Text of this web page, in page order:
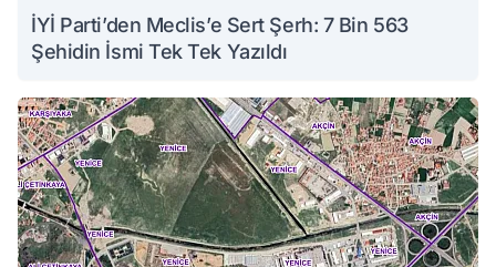
İYİ Parti’den Meclis’e Sert Şerh: 7 Bin 563
Şehidin İsmi Tek Tek Yazıldı